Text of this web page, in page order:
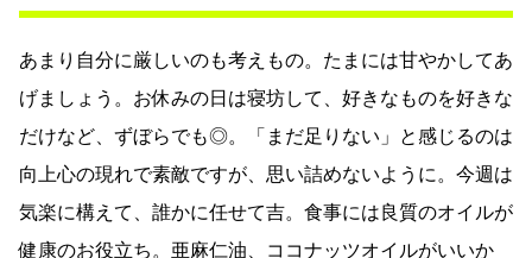
あまり自分に厳しいのも考えもの。たまには甘やかしてあ
げましょう。お休みの日は寝坊して、好きなものを好きな
だけなど、ずぼらでも◎。「まだ足りない」と感じるのは
向上心の現れで素敵ですが、思い詰めないように。今週は
気楽に構えて、誰かに任せて吉。食事には良質のオイルが
健康のお役立ち。亜麻仁油、ココナッツオイルがいいか